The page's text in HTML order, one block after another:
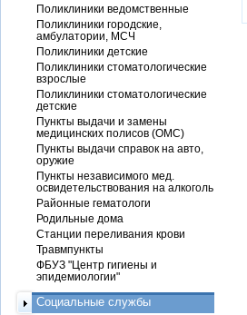
Поликлиники ведомственные
Поликлиники городские,
амбулатории, МСЧ
Поликлиники детские
Поликлиники стоматологические
взрослые
Поликлиники стоматологические
детские
Пункты выдачи и замены
медицинских полисов (ОМС)
Пункты выдачи справок на авто,
оружие
Пункты независимого мед.
освидетельствования на алкоголь
Районные гематологи
Родильные дома
Станции переливания крови
Травмпункты
ФБУЗ "Центр гигиены и
эпидемиологии"
Социальные службы